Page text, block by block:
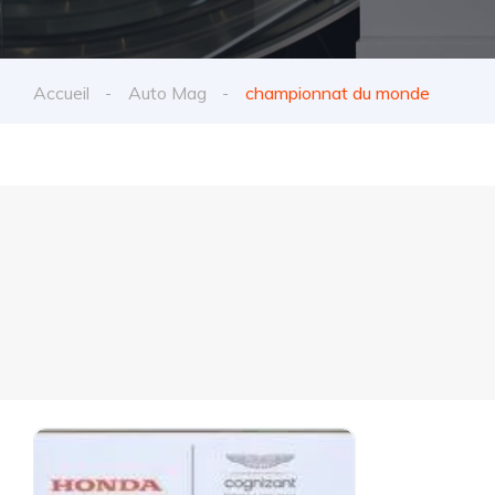
Accueil Auto Mag championnat du monde